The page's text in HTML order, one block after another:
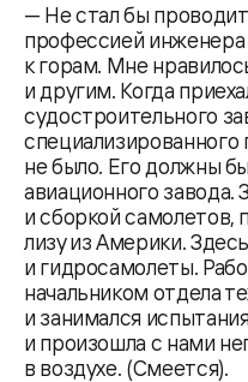
— Не стал бы
профессией
к горам. Мне
и другим. Когда
судостроительного
не было. Его должны
авиационного
и сборкой самолетов,
лизу из Америки.
и гидросамолеты.
начальником отдела
и занимался
и произошла с нами
в воздухе. (Смеется).